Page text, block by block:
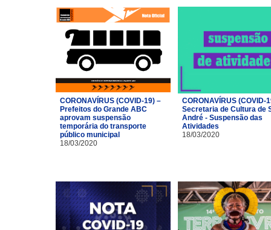
CORONAVÍRUS (COVID-19) –
Prefeitos do Grande ABC
aprovam suspensão
temporária do transporte
público municipal
18/03/2020
CORONAVÍRUS (COVID-
Secretaria de Cultura de
André - Suspensão das
Atividades
18/03/2020